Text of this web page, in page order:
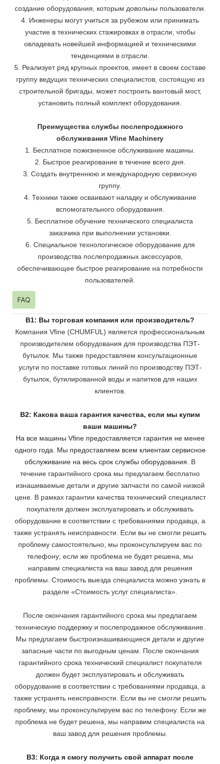
создание оборудования, которым довольны пользователи.
4. Инженеры могут учиться за рубежом или принимать
участие в технических стажировках в отрасли, чтобы
овладевать новейшей информацией и техническими
тенденциями в отрасли.
5. Реализует ряд крупных проектов, имеет в своем составе
группу ведущих технических специалистов, состоящую из
строительной бригады, может построить вантовый мост,
установить полный комплект оборудования.
Преимущества службы послепродажного
обслуживания Vfine Machinery
1. Бесплатное пожизненное обслуживание машины.
2. Быстрое реагирование в течение всего дня.
3. Создать внутреннюю и международную сервисную
группу.
4. Техники также осваивают наладку и обслуживание
вспомогательного оборудования.
5. Бесплатное обучение технического специалиста
заказчика при выполнении установки.
6. Специальное технологическое оборудование для
производства послепродажных аксессуаров,
обеспечивающее быстрое реагирование на потребности
пользователей.
FAQ
В1: Вы торговая компания или производитель?
Компания Vfine (CHUMFUL) является профессиональным
производителем оборудования для производства ПЭТ-
бутылок. Мы также предоставляем консультационные
услуги по поставке готовых линий по производству ПЭТ-
бутылок, бутилированной воды и напитков для наших
клиентов.
В2: Какова ваша гарантия качества, если мы купим
ваши машины?
На все машины Vfine предоставляется гарантия не менее
одного года. Мы предоставляем всем клиентам сервисное
обслуживание на весь срок службы оборудования.
В
течение гарантийного срока мы предлагаем бесплатно
изнашиваемые детали и другие запчасти по самой низкой
цене. В рамках гарантии качества технический специалист
покупателя должен эксплуатировать и обслуживать
оборудование в соответствии с требованиями продавца, а
также устранять неисправности. Если вы не смогли решить
проблему самостоятельно, мы проконсультируем вас по
телефону; если же проблема не будет решена, мы
направим специалиста на ваш завод для решения
проблемы. Стоимость выезда специалиста можно узнать в
разделе «Стоимость услуг специалиста».
После окончания гарантийного срока мы предлагаем
техническую поддержку и послепродажное обслуживание.
Мы предлагаем быстроизнашивающиеся детали и другие
запасные части по выгодным ценам. После окончания
гарантийного срока технический специалист покупателя
должен будет эксплуатировать и обслуживать
оборудование в соответствии с требованиями продавца, а
также устранять неисправности. Если вы не смогли решить
проблему, мы проконсультируем вас по телефону. Если же
проблема не будет решена, мы направим специалиста на
ваш завод для решения проблемы.
В3: Когда я смогу получить свой аппарат после